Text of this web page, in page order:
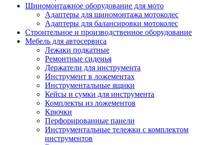
Шиномонтажное оборудование для мото
Адаптеры для шиномонтажа мотоколес
Адаптеры для балансировки мотоколес
Строительное и производственное оборудование
Мебель для автосервиса
Лежаки подкатные
Ремонтные сиденья
Держатели для инструмента
Инструмент в ложементах
Инструментальные ящики
Кейсы и сумки для инструмента
Комплекты из ложементов
Крючки
Перфорированные панели
Инструментальные тележки с комплектом
инструментов